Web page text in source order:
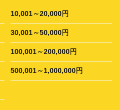
10,001～20,000円
30,001～50,000円
100,001～200,000円
500,001～1,000,000円